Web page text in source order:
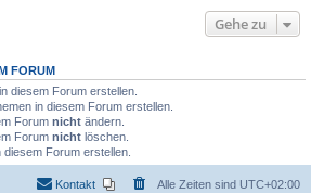
Gehe zu
FORUM
diesem Forum erstellen.
in diesem Forum erstellen.
Forum nicht ändern.
Forum nicht löschen.
diesem Forum erstellen.
Alle Zeiten sind UTC+02:00
Kontakt